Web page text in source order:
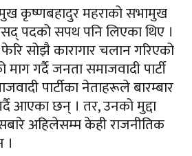
कृष्णबहादुर महराको सभामुख
पदको सपथ पनि लिएका थिए ।
सोझै कारागार चलान गरिएको
माग गर्दै जनता समाजवादी पार्टी
पार्टीका नेताहरूले बारम्बार
आएका छन् । तर, उनको मुद्दा
अहिलेसम्म केही राजनीतिक